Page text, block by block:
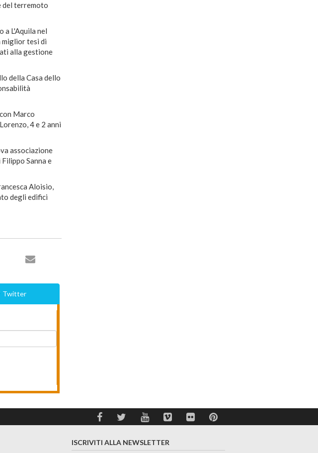
del terremoto
a L'Aquila nel
miglior tesi di
alla gestione
della Casa dello
Marco
4 e 2 anni
associazione
Sanna e
Aloisio,
degli edifici
Twitter
ISCRIVITI ALLA NEWSLETTER